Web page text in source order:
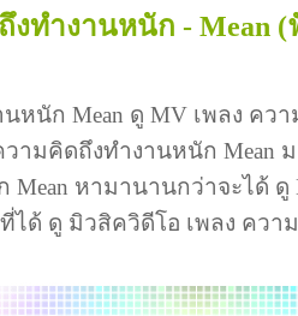
งทำงานหนัก - Mean (
หนัก Mean ดู MV เพลง คว
วามคิดถึงทำงานหนัก Mean
หามานานกว่าจะได้ ดู
ได้ ดู มิวสิควิดีโอ เพลง ควา